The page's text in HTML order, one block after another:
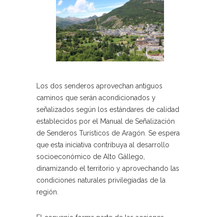
Los dos senderos aprovechan antiguos
caminos que serán acondicionados y
señalizados según los estándares de calidad
establecidos por el Manual de Señalización
de Senderos Turísticos de Aragón. Se espera
que esta iniciativa contribuya al desarrollo
socioeconómico de Alto Gállego,
dinamizando el territorio y aprovechando las
condiciones naturales privilegiadas de la
región.